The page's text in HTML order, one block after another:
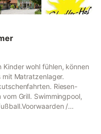
wohl fühlen, können
mit Matratzenlager.
Riesen-
Grill. Swimmingpool,
/
Anreise werden 50%